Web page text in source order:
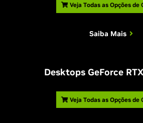
Veja Todas as Opções de
Saiba Mais
Desktops GeForce
Veja Todas as Opções de